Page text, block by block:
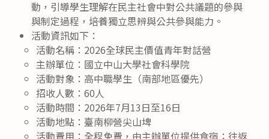
動，引導學生理解在民主社會中對公共議題的參與
與制定過程，培養獨立思辨與公共參與能力。
活動資訊如下：
活動名稱：2026全球民主價值青年對話營
主辦單位：國立中山大學社會科學院
活動對象：高中職學生（南部地區優先）
招收人數：60人
活動時間：2026年7月13日至16日
活動地點：臺南柳營尖山埤
活動費用：全程免費，由主辦單位提供食宿；往返